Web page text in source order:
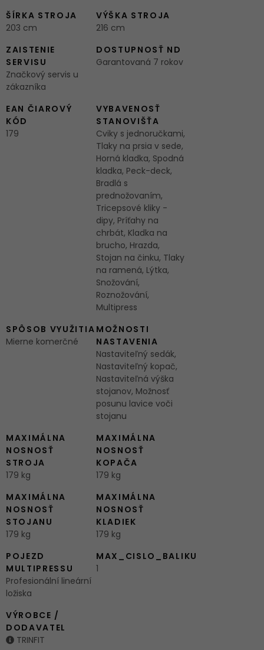
ŠÍRKA STROJA
203 cm
VÝŠKA STROJA
216 cm
ZAISTENIE
SERVISU
Značkový servis u
zákazníka
DOSTUPNOSŤ ND
Garantovaná 7 rokov
EAN ČIAROVÝ
KÓD
179
VYBAVENOSŤ
STANOVIŠŤA
Cviky s jednoručkami,
Tlaky na prsia v sede,
Horná kladka, Spodná
kladka, Peck-deck,
Bradlá s
prednožovaním,
Tricepsové kliky -
dipy, Príťahy na
chrbát, Kladka na
brucho, Hrazda,
Stojan na činku, Tlaky
na ramená, Lýtka,
Snožování,
Roznožování,
Multipress
SPÔSOB VYUŽITIA
Mierne komerčné
MOŽNOSTI
NASTAVENIA
Nastaviteľný sedák,
Nastaviteľný kopač,
Nastaviteľná výška
stojanov, Možnosť
posunu lavice voči
stojanu
MAXIMÁLNA
NOSNOSŤ
STROJA
179 kg
MAXIMÁLNA
NOSNOSŤ
KOPAČA
179 kg
MAXIMÁLNA
NOSNOSŤ
STOJANU
179 kg
MAXIMÁLNA
NOSNOSŤ
KLADIEK
179 kg
POJEZD
MULTIPRESSU
Profesionální lineární
ložiska
MAX_CISLO_BALIKU
1
VÝROBCE /
DODAVATEL
TRINFIT